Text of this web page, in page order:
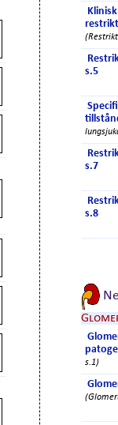
s.5
s.7
s.8
s.1)